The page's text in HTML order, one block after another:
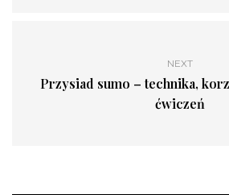
NEXT
Przysiad sumo – technika,
ćwiczeń